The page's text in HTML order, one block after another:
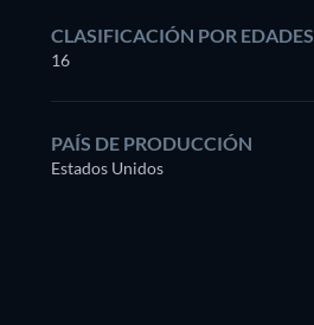
CLASIFICACIÓN POR EDADES
16
PAÍS DE PRODUCCIÓN
Estados Unidos